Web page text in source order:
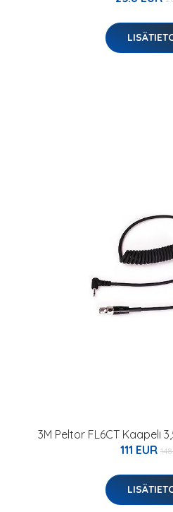
3M Peltor FL6CT Kaapeli
111 EUR